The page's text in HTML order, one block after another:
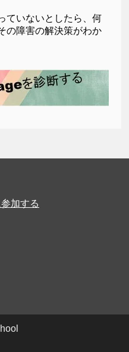
ていないとしたら、何
の障害の解決策がわか
加する